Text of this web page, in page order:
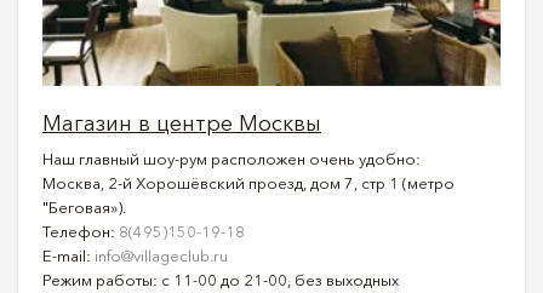
Магазин в центре Москвы
Наш главный шоу-рум расположен очень удобно:
Москва, 2-й Хорошёвский проезд, дом 7, стр 1 (метро
"Беговая»).
Телефон: 8(495)150-19-18
E-mail: info@villageclub.ru
Режим работы: с 11-00 до 21-00, без выходных